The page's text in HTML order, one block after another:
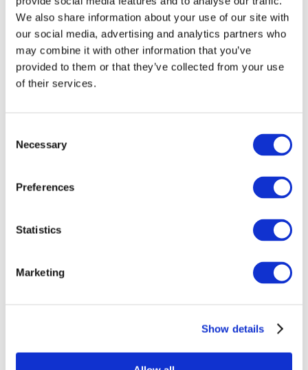
We also share information about your use of our site with
our social media, advertising and analytics partners who
may combine it with other information that you’ve
provided to them or that they’ve collected from your use
of their services.
Selection
Necessary
Preferences
Statistics
Marketing
Show details